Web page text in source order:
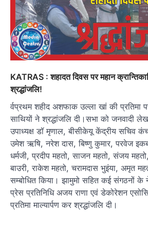
KATRAS : शहादत दिवस पर महान
श्रद्धांजलि!
र्वप्रथम शहीद अशफाक उल्ला खां की प्रतिमा
साथियों ने श्रद्धांजलि दी।सभा को जनवादी
उपाध्यक्ष डॉ मृणाल, बीसीकेयू केंद्रीय सचिव
उमेश ऋषि, नरेश दास, बिष्णु कुमार, परवेज
धर्मजी, प्रदीप महतो, साजन महतो, संजय
बाउरी, राकेश महतो, चरामदास भुइंया, अमृत
सम्बोधित किया। झामुमो सहित कई संगठनों के
प्रेस प्रतिनिधि अजय राणा एवं डेकोरेशन
प्रतिमा माल्यार्पण कर श्रद्धांजलि दी।